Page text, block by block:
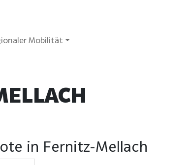
Mobilität
in Fernitz-Mellach